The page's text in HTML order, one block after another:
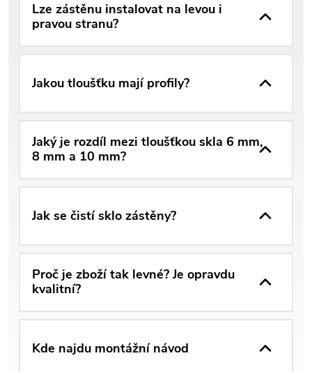
Lze zástěnu instalovat na levou i
pravou stranu?
Jakou tloušťku mají profily?
Jaký je rozdíl mezi tloušťkou skla 6 mm,
8 mm a 10 mm?
Jak se čistí sklo zástěny?
Proč je zboží tak levné? Je opravdu
kvalitní?
Kde najdu montážní návod